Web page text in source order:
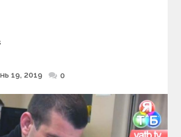
Posted
19, 2019 0